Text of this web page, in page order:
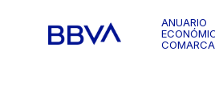
ANUARIO